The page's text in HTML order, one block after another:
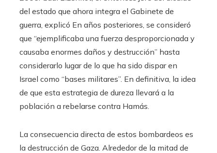
del estado que ahora integra el Gabinete de
guerra, explicó En años posteriores, se consideró
que “ejemplificaba una fuerza desproporcionada y
causaba enormes daños y destrucción” hasta
considerarlo lugar de lo que ha sido dispar en
Israel como “bases militares”. En definitiva, la idea
de que esta estrategia de dureza llevará a la
población a rebelarse contra Hamás.
La consecuencia directa de estos bombardeos es
la destrucción de Gaza. Alrededor de la mitad de